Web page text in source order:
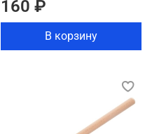
160 ₽
В корзину